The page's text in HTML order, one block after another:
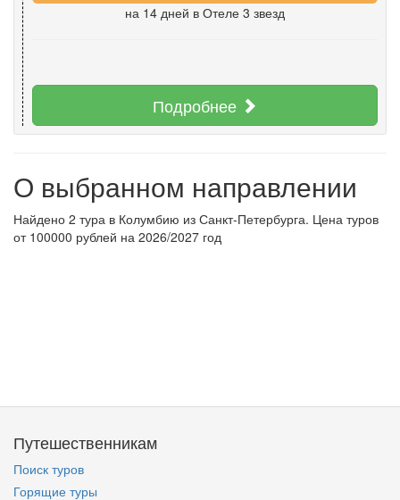
на 14 дней в Отеле 3 звезд
Подробнее
О выбранном направлении
Найдено 2 тура в Колумбию из Санкт-Петербурга. Цена туров
от 100000 рублей на 2026/2027 год
Путешественникам
Поиск туров
Горящие туры